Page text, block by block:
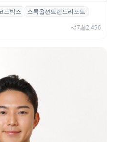
에 18.2%→31.3%…
중도 급증
드박스
스톡옵션트렌드리포트
7 2,456